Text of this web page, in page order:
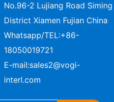
No.96-2 Lujiang Road Siming
District Xiamen Fujian China
Whatsapp/TEL:+86-
18050019721
E-mail:sales2@vogi-
interl.com